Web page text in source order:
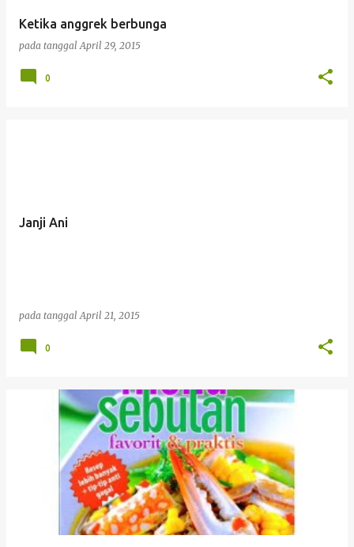
Ketika anggrek berbunga
pada tanggalApril 29, 2015
0
Janji Ani
pada tanggalApril 21, 2015
0